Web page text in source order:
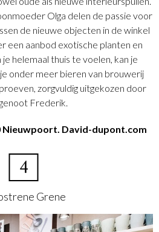
Olga delen de passie voor
de nieuwe objecten in de winkel
een aanbod exotische planten en
helemaal thuis te voelen, kan je
onder meer bieren van brouwerij
zorgvuldig uitgekozen door
Frederik.
Nieuwpoort. David-dupont.com
4
Grene